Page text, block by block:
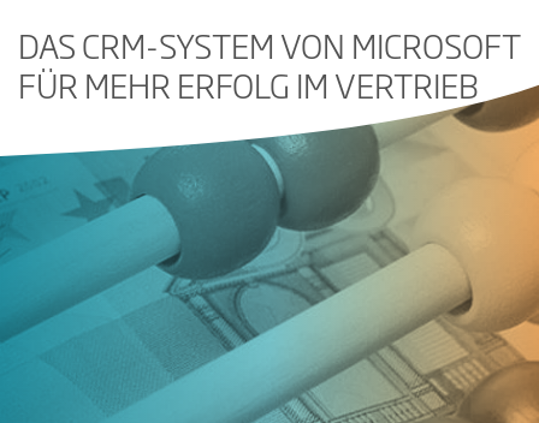
DAS CRM-SYSTEM VON MICROSOFT
FÜR MEHR ERFOLG IM VERTRIEB